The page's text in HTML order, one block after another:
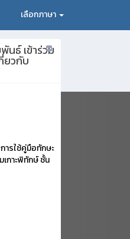
เลือกภาษา
ธ์ เข้าร่วม
ยวกับ
ารใช้คู่มือทักษะ
กาะพิทักษ์ ชั้น